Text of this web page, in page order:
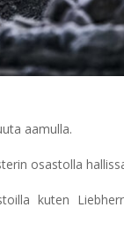
aamulla.
osastolla
kuten